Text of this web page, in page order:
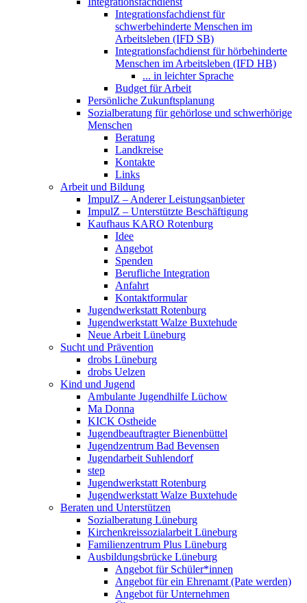
Integrationsfachdienst für
schwerbehinderte Menschen im
Arbeitsleben (IFD SB)
Integrationsfachdienst für hörbehinderte
Menschen im Arbeitsleben (IFD HB)
... in leichter Sprache
Budget für Arbeit
Persönliche Zukunftsplanung
Sozialberatung für gehörlose und schwerhörige
Menschen
Beratung
Landkreise
Kontakte
Links
Arbeit und Bildung
ImpulZ – Anderer Leistungsanbieter
ImpulZ – Unterstützte Beschäftigung
Kaufhaus KARO Rotenburg
Idee
Angebot
Spenden
Berufliche Integration
Anfahrt
Kontaktformular
Jugendwerkstatt Rotenburg
Jugendwerkstatt Walze Buxtehude
Neue Arbeit Lüneburg
Sucht und Prävention
drobs Lüneburg
drobs Uelzen
Kind und Jugend
Ambulante Jugendhilfe Lüchow
Ma Donna
KICK Ostheide
Jugendbeauftragter Bienenbüttel
Jugendzentrum Bad Bevensen
Jugendarbeit Suhlendorf
step
Jugendwerkstatt Rotenburg
Jugendwerkstatt Walze Buxtehude
Beraten und Unterstützen
Sozialberatung Lüneburg
Kirchenkreissozialarbeit Lüneburg
Familienzentrum Plus Lüneburg
Ausbildungsbrücke Lüneburg
Angebot für Schüler*innen
Angebot für ein Ehrenamt (Pate werden)
Angebot für Unternehmen